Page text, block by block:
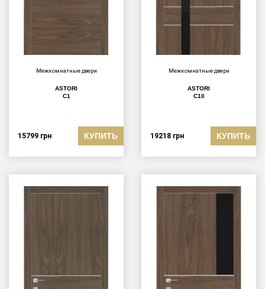
Межкомнатные двери
ASTORI
C1
15799 грн КУПИТЬ
Межкомнатные двери
ASTORI
C10
19218 грн КУПИТЬ